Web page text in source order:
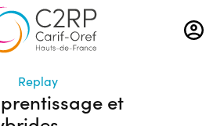
Aller
au
contenu
Replay
et